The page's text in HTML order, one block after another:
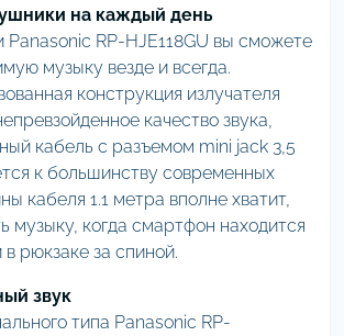
на каждый день
RP-HJE118GU вы сможете
музыку везде и всегда.
конструкция излучателя
качество звука,
кабель с разъемом mini jack 3,5
к большинству современных
кабеля 1.1 метра вполне хватит,
музыку, когда смартфон находится
рюкзаке за спиной.
звук
типа Panasonic RP-